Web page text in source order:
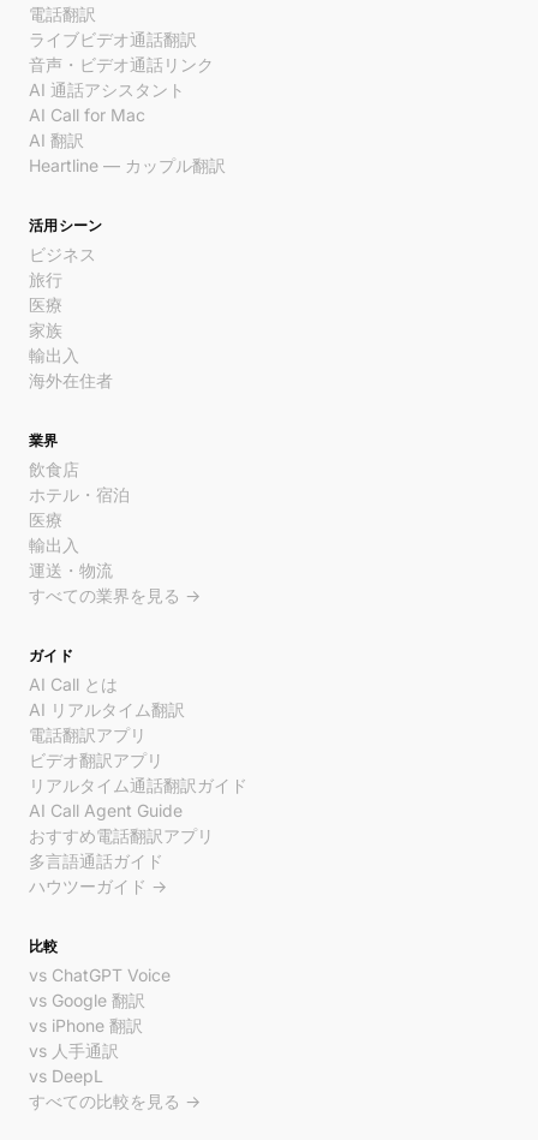
電話翻訳
ライブビデオ通話翻訳
音声・ビデオ通話リンク
AI 通話アシスタント
AI Call for Mac
AI 翻訳
Heartline — カップル翻訳
活用シーン
ビジネス
旅行
医療
家族
輸出入
海外在住者
業界
飲食店
ホテル・宿泊
医療
輸出入
運送・物流
すべての業界を見る →
ガイド
AI Call とは
AI リアルタイム翻訳
電話翻訳アプリ
ビデオ翻訳アプリ
リアルタイム通話翻訳ガイド
AI Call Agent Guide
おすすめ電話翻訳アプリ
多言語通話ガイド
ハウツーガイド →
比較
vs ChatGPT Voice
vs Google 翻訳
vs iPhone 翻訳
vs 人手通訳
vs DeepL
すべての比較を見る →